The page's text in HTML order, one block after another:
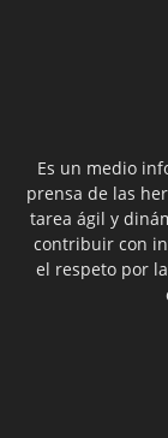
Es un medio
prensa de las
tarea ágil y
contribuir con
el respeto por